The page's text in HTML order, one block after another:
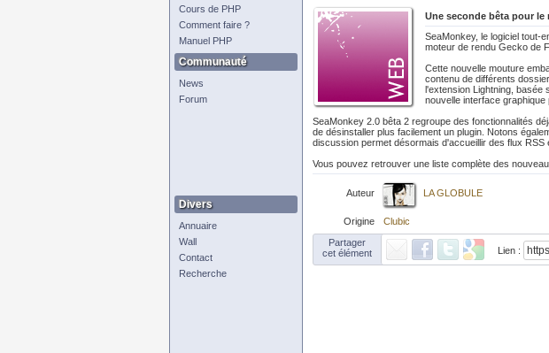
Cours de PHP
Comment faire ?
Manuel PHP
Communauté
News
Forum
Divers
Annuaire
Wall
Contact
Recherche
Une seconde bêta pour le
SeaMonkey, le logiciel tout-
moteur de rendu Gecko de
Cette nouvelle mouture
contenu de différents
l'extension Lightning, basée
nouvelle interface
SeaMonkey 2.0 bêta 2 regroupe des fonctionnalités
de désinstaller plus facilement un plugin. Notons
discussion permet désormais d'accueillir des flux RSS
Vous pouvez retrouver une liste complète des
Auteur LA GLOBULE
Origine
Clubic
Partager
cet élément
Lien :